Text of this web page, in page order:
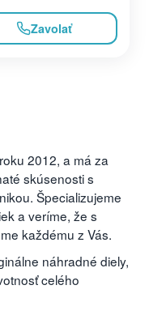
Zavolať
2012, a má za
skúsenosti s
Špecializujeme
a veríme, že s
každému z Vás.
náhradné diely,
celého